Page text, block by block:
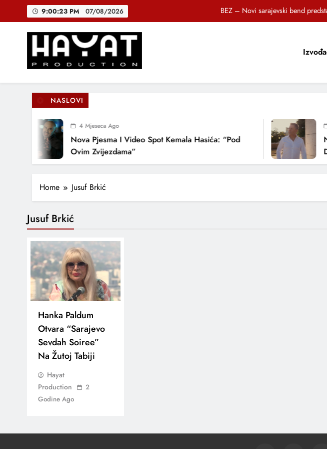
9:00:23 PM 07/08/2026
BEZ – Novi sarajevski bend
DJEČIJI HOR SUNCOKRETI KROZ
DJEČIJI HOR SUNCOKRETI KROZ PJESMU
Hayat Production
Promocija domaće muzike
NASLOVI
4 Mjeseca Ago
Nova Pjesma I Video Spot Kemala Hasića: “Pod
Ovim Zvijezdama”
Home Jusuf Brkić
Jusuf Brkić
Hanka Paldum
Otvara “Sarajevo
Sevdah Soiree”
Na Žutoj Tabiji
Hayat
Production
2
Godine Ago